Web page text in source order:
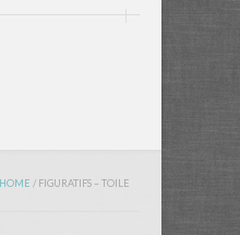
HOME / FIGURATIFS – TOILE